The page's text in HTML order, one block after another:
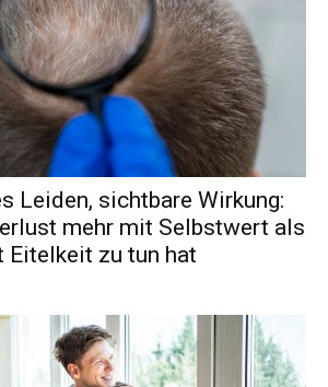
Leiden, sichtbare Wirkung:
mehr mit Selbstwert als
Eitelkeit zu tun hat